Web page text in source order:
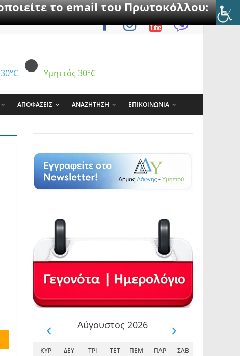
το email του Πρωτοκόλλου:
30°C Υμηττός 30°C
ΑΠΟΦΑΣΕΙΣ ΑΝΑΖΗΤΗΣΗ ΕΠΙΚΟΙΝΩΝΙΑ
Αύγουστος 2026
ΚΥΡ ΔΕΥ ΤΡΊ ΤΕΤ ΠΈΜ ΠΑΡ ΣΆΒ